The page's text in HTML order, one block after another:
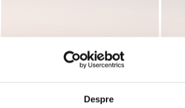
Despre